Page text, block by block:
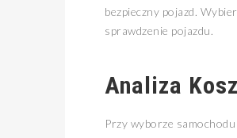
bezpieczny pojazd.
sprawdzenie pojazdu.
Analiza
Przy wyborze